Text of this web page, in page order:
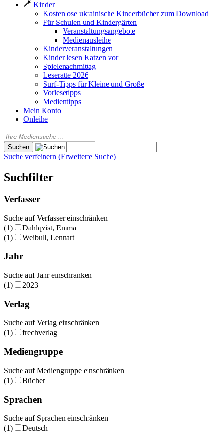
Kinder
Kostenlose ukrainische Kinderbücher zum Download
Für Schulen und Kindergärten
Veranstaltungsangebote
Medienausleihe
Kinderveranstaltungen
Kinder lesen Katzen vor
Spielenachmittag
Leseratte 2026
Surf-Tipps für Kleine und Große
Vorlesetipps
Medientipps
Mein Konto
Onleihe
Suche verfeinern (Erweiterte Suche)
Suchfilter
Verfasser
Suche auf Verfasser einschränken
(1)
Dahlqvist, Emma
(1)
Weibull, Lennart
Jahr
Suche auf Jahr einschränken
(1)
2023
Verlag
Suche auf Verlag einschränken
(1)
frechverlag
Mediengruppe
Suche auf Mediengruppe einschränken
(1)
Bücher
Sprachen
Suche auf Sprachen einschränken
(1)
Deutsch